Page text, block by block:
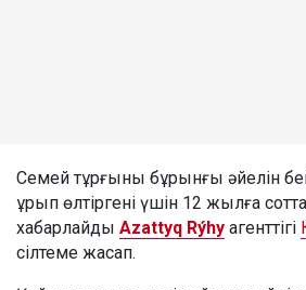
Семей тұрғыны бұрынғы әйелін
ұрып өлтіргені үшін 12 жылға
хабарлайды Azattyq Rýhy агенттігі
сілтеме жасап.